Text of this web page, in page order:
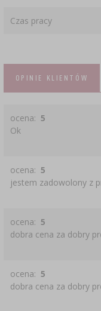
Czas pracy
OPINIE KLIENTÓW
ocena: 5
Ok
ocena: 5
jestem zadowolony z
ocena: 5
dobra cena za dobry
ocena: 5
dobra cena za dobry